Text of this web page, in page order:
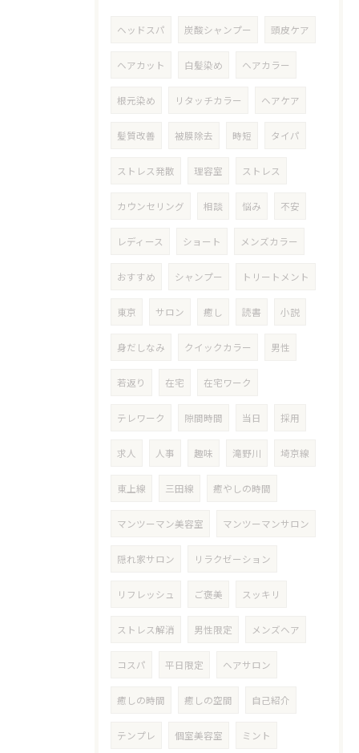
ヘッドスパ 炭酸シャンプー 頭皮ケア
ヘアカット 白髪染め ヘアカラー
根元染め リタッチカラー ヘアケア
髪質改善 被膜除去 時短 タイパ
ストレス発散 理容室 ストレス
カウンセリング 相談 悩み 不安
レディース ショート メンズカラー
おすすめ シャンプー トリートメント
東京 サロン 癒し 読書 小説
身だしなみ クイックカラー 男性
若返り 在宅 在宅ワーク
テレワーク 隙間時間 当日 採用
求人 人事 趣味 滝野川 埼京線
東上線 三田線 癒やしの時間
マンツーマン美容室 マンツーマンサロン
隠れ家サロン リラクゼーション
リフレッシュ ご褒美 スッキリ
ストレス解消 男性限定 メンズヘア
コスパ 平日限定 ヘアサロン
癒しの時間 癒しの空間 自己紹介
テンプレ 個室美容室 ミント